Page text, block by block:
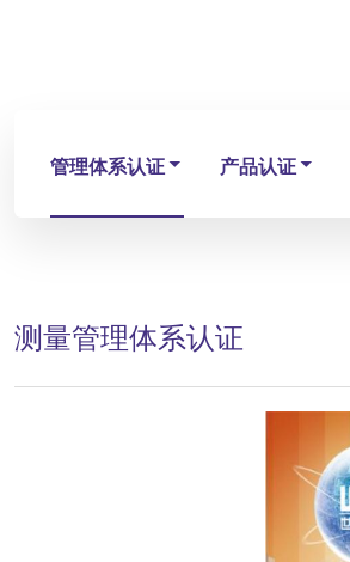
管理体系认证 产品认证
测量管理体系认证